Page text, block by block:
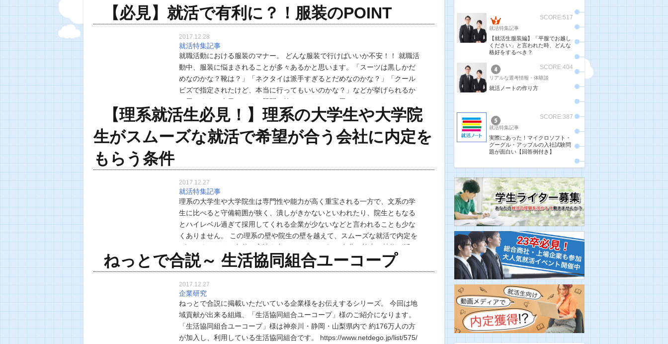
【必見】就活で有利に？！服装のPOINT
2017.12.28
就活特集記事
就職活動における服装のマナー。 どんな服装で行けばいいか不安！！ 就職活
動中、服装に悩まされることが多々あるかと思います。「スーツは黒しかだ
めなのかな？靴は？」「ネクタイは派手すぎるとだめなのかな？」「クール
ビズで指定されたけど、本当に行ってもいいのかな？」などが挙げられるか
と思います。今日はそんな質問に答えていきたいと思います。 そもそもなぜ
服装に気をつけなければならないか。人間が情報を得る…
【理系就活生必見！】理系の大学生や大学院
生がスムーズな就活で希望が合う会社に内定を
もらう条件
2017.12.27
就活特集記事
理系の大学生や大学院生は専門性や能力が高く重宝される一方で、文系の学
生に比べると守備範囲が狭く、潰しがきかないといわれたり、院生ともなる
とハイレベル過ぎて採用してくれる企業が少ないなどと言われることも少な
くありません。 この理系の壁や院生の壁を越えて、スムーズな就活で内定を
ゲットするための条件や方法を身につけましょう。 自分の能力や技術が活か
せる企業を探す ベストなアプローチ法は、自分の能力や技…
ねっとで合説～ 生活協同組合ユーコープ
2017.12.27
企業研究
ねっとで合説に掲載いただいている企業様をお伝えするシリーズ。 今回は地
域貢献が出来る組織、「生活協同組合ユーコープ」様のご紹介になります。
「生活協同組合ユーコープ」様は神奈川・静岡・山梨県内で 約176万人の方
が加入し、利用している生活協同組合です。 https://www.netdego.jp/list/575/
SCORE:517
就活特集記事
【就活生服装編】「平服でお越し
ください」と言われた時、どんな
格好をするべき？
SCORE:404
リアルな選考情報・体験談
就活ノートの作り方
SCORE:387
就活特集記事
実際にあった！マイクロソフト・
グーグル・アップルの入社試験問
題が面白い【回答例付き】